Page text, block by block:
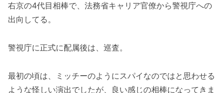
右京の4代目相棒で、法務省キャリア官僚から警視庁への
出向してる。
警視庁に正式に配属後は、巡査。
最初の頃は、ミッチーのようにスパイなのではと思わせる
ような怪しい演出でしたが、良い感じの相棒になってきま